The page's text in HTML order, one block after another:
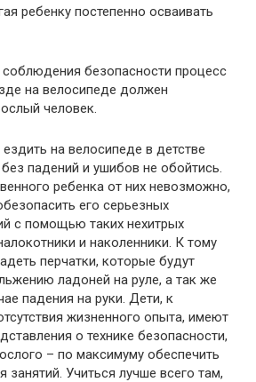
ребенку постепенно осваивать
соблюдения безопасности процесс
на велосипеде должен
человек.
на велосипеде в детстве
падений и ушибов не обойтись.
ребенка от них невозможно,
его серьезных
с помощью таких нехитрых
и наколенники. К тому
перчатки, которые будут
ладоней на руле, а так же
падения на руки. Дети, к
жизненного опыта, имеют
о технике безопасности,
– по максимуму обеспечить
Учиться лучше всего там,